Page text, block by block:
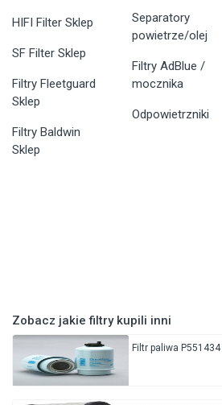
HIFI Filter Sklep
SF Filter Sklep
Filtry Fleetguard
Sklep
Filtry Baldwin
Sklep
Separatory
powietrze/olej
Filtry AdBlue /
mocznika
Odpowietrzniki
Zobacz jakie filtry kupili inni
Filtr paliwa P551434